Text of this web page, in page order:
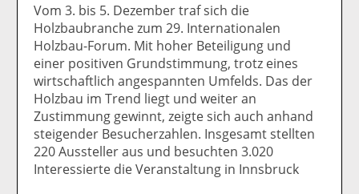
uf
F
ac
e
b
o
o
k
te
il
tt
er
n
Li
n
k
e
n
te
e
ai
l
er
se
d
Vom 3. bis 5. Dezember traf sich die
Holzbaubranche zum 29. Internationalen
Holzbau-Forum. Mit hoher Beteiligung und
einer positiven Grundstimmung, trotz eines
wirtschaftlich angespannten Umfelds. Das der
Holzbau im Trend liegt und weiter an
Zustimmung gewinnt, zeigte sich auch anhand
steigender Besucherzahlen. Insgesamt stellten
220 Aussteller aus und besuchten 3.020
Interessierte die Veranstaltung in Innsbruck